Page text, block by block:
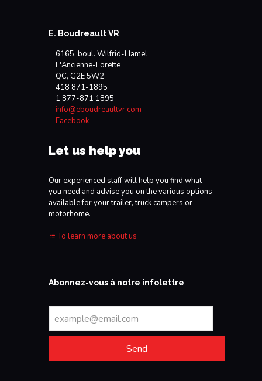
E. Boudreault VR
6165, boul. Wilfrid-Hamel
L'Ancienne-Lorette
QC, G2E 5W2
418 871-1895
1 877-871 1895
info@eboudreaultvr.com
Facebook
Let us help you
Our experienced staff will help you find what
you need and advise you on the various options
available for your trailer, truck campers or
motorhome.
To learn more about us
Abonnez-vous à notre infolettre
Send